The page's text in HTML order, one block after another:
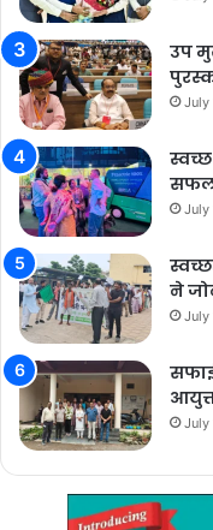
उप
July
July
ने
July
July